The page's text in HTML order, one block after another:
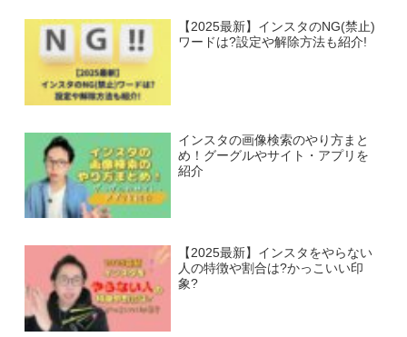
【2025最新】インスタのNG(禁止)
ワードは?設定や解除方法も紹介!
インスタの画像検索のやり方まと
め！グーグルやサイト・アプリを
紹介
【2025最新】インスタをやらない
人の特徴や割合は?かっこいい印
象?